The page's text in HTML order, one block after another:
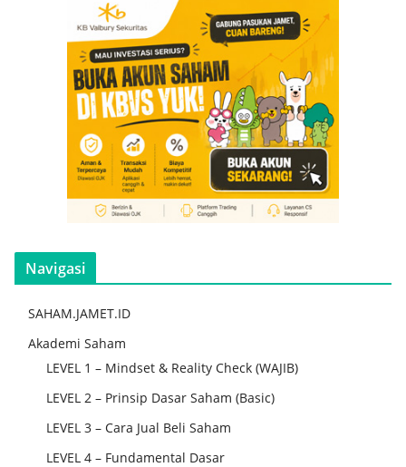
Navigasi
SAHAM.JAMET.ID
Akademi Saham
LEVEL 1 – Mindset & Reality Check (WAJIB)
LEVEL 2 – Prinsip Dasar Saham (Basic)
LEVEL 3 – Cara Jual Beli Saham
LEVEL 4 – Fundamental Dasar